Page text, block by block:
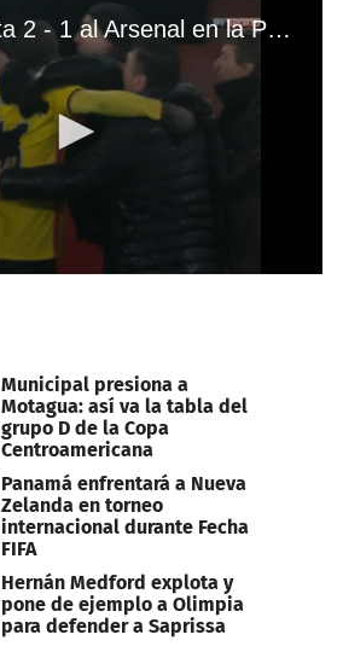
Watford derrota 2 - 1 al Arsenal en la Premier League
Municipal presiona a
Motagua: así va la tabla del
grupo D de la Copa
Centroamericana
Panamá enfrentará a Nueva
Zelanda en torneo
internacional durante Fecha
FIFA
Hernán Medford explota y
pone de ejemplo a Olimpia
para defender a Saprissa